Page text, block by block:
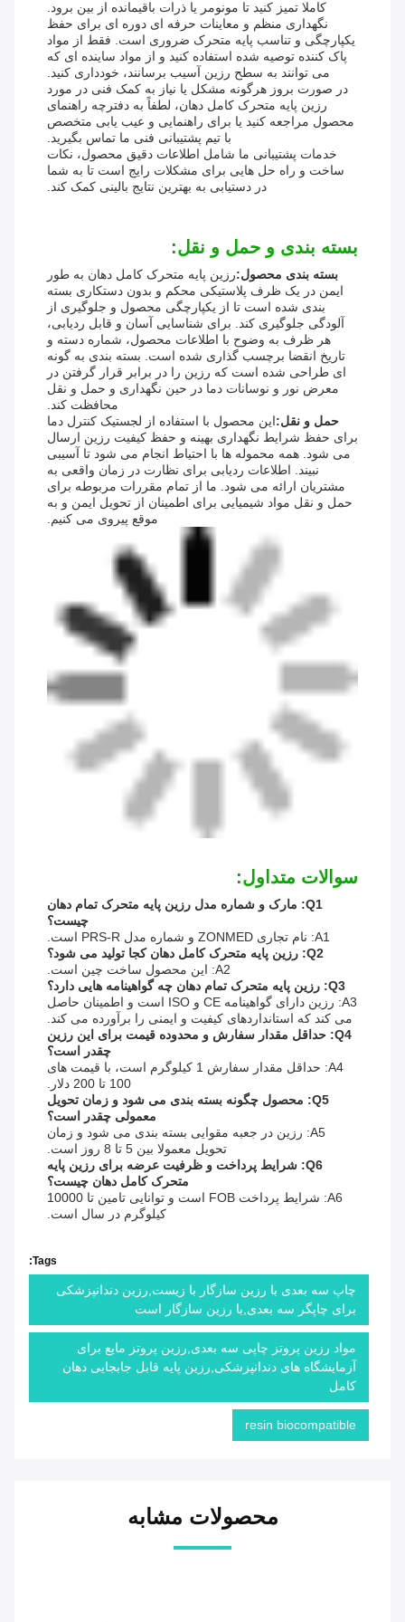
کاملا تمیز کنید تا مونومر یا ذرات باقیمانده از بین برود.
نگهداری منظم و معاینات حرفه ای دوره ای برای حفظ
یکپارچگی و تناسب پایه متحرک ضروری است. فقط از مواد
پاک کننده توصیه شده استفاده کنید و از مواد ساینده ای که
می توانند به سطح رزین آسیب برسانند، خودداری کنید.
در صورت بروز هرگونه مشکل یا نیاز به کمک فنی در مورد
رزین پایه متحرک کامل دهان، لطفاً به دفترچه راهنمای
محصول مراجعه کنید یا برای راهنمایی و عیب یابی متخصص
با تیم پشتیبانی فنی ما تماس بگیرید.
خدمات پشتیبانی ما شامل اطلاعات دقیق محصول، نکات
ساخت و راه حل هایی برای مشکلات رایج است تا به شما
در دستیابی به بهترین نتایج بالینی کمک کند.
بسته بندی و حمل و نقل:
بسته بندی محصول:رزین پایه متحرک کامل دهان به طور
ایمن در یک ظرف پلاستیکی محکم و بدون دستکاری بسته
بندی شده است تا از یکپارچگی محصول و جلوگیری از
آلودگی جلوگیری کند. برای شناسایی آسان و قابل ردیابی،
هر ظرف به وضوح با اطلاعات محصول، شماره دسته و
تاریخ انقضا برچسب گذاری شده است. بسته بندی به گونه
ای طراحی شده است که رزین را در برابر قرار گرفتن در
معرض نور و نوسانات دما در حین نگهداری و حمل و نقل
محافظت کند.
حمل و نقل:این محصول با استفاده از لجستیک کنترل دما
برای حفظ شرایط نگهداری بهینه و حفظ کیفیت رزین ارسال
می شود. همه محموله ها با احتیاط انجام می شود تا آسیبی
نبیند. اطلاعات ردیابی برای نظارت در زمان واقعی به
مشتریان ارائه می شود. ما از تمام مقررات مربوطه برای
حمل و نقل مواد شیمیایی برای اطمینان از تحویل ایمن و به
موقع پیروی می کنیم.
سوالات متداول:
Q1: مارک و شماره مدل رزین پایه متحرک تمام دهان
چیست؟
A1: نام تجاری ZONMED و شماره مدل PRS-R است.
Q2: رزین پایه متحرک کامل دهان کجا تولید می شود؟
A2: این محصول ساخت چین است.
Q3: رزین پایه متحرک تمام دهان چه گواهینامه هایی دارد؟
A3: رزین دارای گواهینامه CE و ISO است و اطمینان حاصل
می کند که استانداردهای کیفیت و ایمنی را برآورده می کند.
Q4: حداقل مقدار سفارش و محدوده قیمت برای این رزین
چقدر است؟
A4: حداقل مقدار سفارش 1 کیلوگرم است، با قیمت های
100 تا 200 دلار.
Q5: محصول چگونه بسته بندی می شود و زمان تحویل
معمولی چقدر است؟
A5: رزین در جعبه مقوایی بسته بندی می شود و زمان
تحویل معمولا بین 5 تا 8 روز است.
Q6: شرایط پرداخت و ظرفیت عرضه برای رزین پایه
متحرک کامل دهان چیست؟
A6: شرایط پرداخت FOB است و توانایی تامین تا 10000
کیلوگرم در سال است.
Tags:
چاپ سه بعدی با رزین سازگار با زیست,رزین دندانپزشکی
برای چاپگر سه بعدی,با رزین سازگار است
مواد رزین پروتز چاپی سه بعدی,رزین پروتز مایع برای
آزمایشگاه های دندانپزشکی,رزین پایه قابل جابجایی دهان
کامل
resin biocompatible
محصولات مشابه